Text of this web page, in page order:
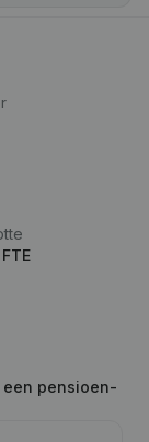
pensioen-